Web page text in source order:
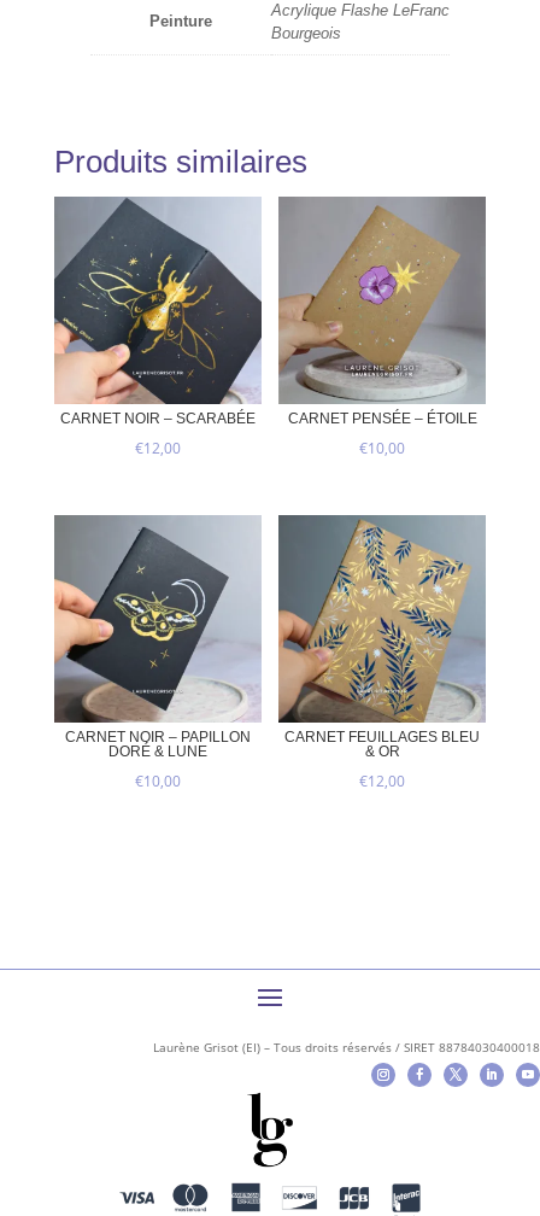
Peinture
Acrylique Flashe LeFranc
Bourgeois
Produits similaires
CARNET NOIR – SCARABÉE
€12,00
CARNET PENSÉE – ÉTOILE
€10,00
CARNET NOIR – PAPILLON
DORÉ & LUNE
€10,00
CARNET FEUILLAGES BLEU
& OR
€12,00
Laurène Grisot (EI) – Tous droits réservés / SIRET 88784030400018